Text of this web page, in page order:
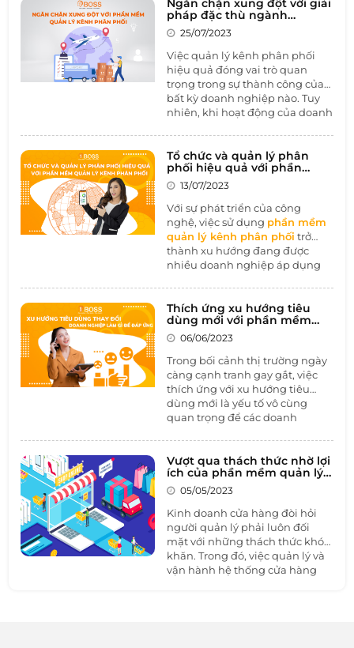
linh hoạt, và khả năng bảo mật
dữ liệu, bài viết này sẽ đưa bạn
vào thế giới của những ưu điểm
mà phần mềm quản lý bán
hàng hàng đầu mang lại.
Không chỉ giúp tối ưu hóa quy
trình kinh doanh, mà còn thúc
đẩy sự tương tác và tin cậy từ
Ngăn chặn xung đột với giải
pháp đặc thù ngành
Thương mại-Phân phối
25/07/2023
Việc quản lý kênh phân phối
hiệu quả đóng vai trò quan
trọng trong sự thành công của
bất kỳ doanh nghiệp nào. Tuy
nhiên, khi hoạt động của doanh
phân phối là một rủi ro không
thể tránh khỏi. Những xung đột
này có thể gây tổn hại nghiêm
hiệu, giảm hiệu suất kinh
doanh và làm mất lòng khách
hàng. Trong bài viết này, hãy
cùng 1BOSS tìm hiểu về cách
ngăn chặn xung đột kênh phân
thù ngành Thương mại - Phân
phốiđể đạt được sự hiệu quả
tối đa trong quản lý.
Tổ chức và quản lý phân
phối hiệu quả với phần
mềm quản lý kênh phân
phối13/07/2023
Với sự phát triển của công
nghệ, việc sử dụng phần mềm
quản lý kênh phân phối trở
thành xu hướng đang được
nhiều doanh nghiệp áp dụng
hơn 60% doanh nghiệp đã áp
dụng phần mềm quản lý kênh
phân phối và đạt được nhiều
Thích ứng xu hướng tiêu
dùng mới với phần mềm
CRM06/06/2023
Trong bối cảnh thị trường ngày
càng cạnh tranh gay gắt, việc
thích ứng với xu hướng tiêu
dùng mới là yếu tố vô cùng
quan trọng để các doanh
Trong bài viết này, chúng ta hãy
cùng 1BOSS tìm hiểu về xu
hướng tiêu dùng thay đổi và
thể thích ứng với những thay
đổi đó vớiphần mềm CRM.
Vượt qua thách thức nhờ lợi
ích của phần mềm quản lý
chuỗi cửa hàng
05/05/2023
Kinh doanh cửa hàng đòi hỏi
người quản lý phải luôn đối
mặt với những thách thức khó
khăn. Trong đó, việc quản lý và
vận hành hệ thống cửa hàng